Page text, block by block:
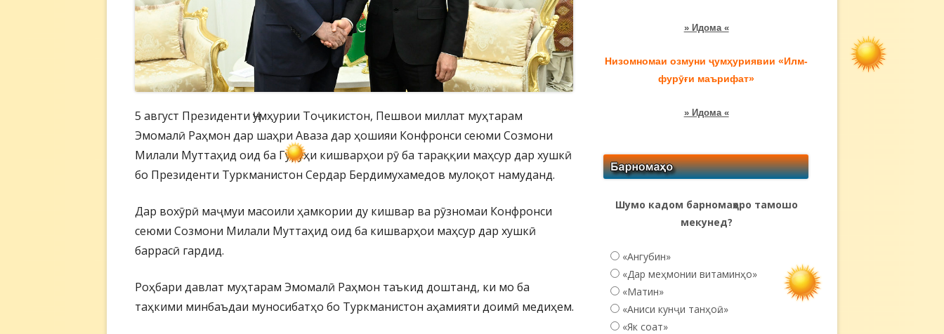
5 август Президенти Ҷумҳурии Тоҷикистон, Пешвои миллат муҳтарам
Эмомалӣ Раҳмон дар шаҳри Аваза дар ҳошияи Конфронси сеюми Созмони
Милали Муттаҳид оид ба Гурӯҳи кишварҳои рӯ ба тараққии маҳсур дар хушкӣ
бо Президенти Туркманистон Сердар Бердимухамедов мулоқот намуданд.
Дар вохӯрӣ маҷмуи масоили ҳамкории ду кишвар ва рӯзномаи Конфронси
сеюми Созмони Милали Муттаҳид оид ба кишварҳои маҳсур дар хушкӣ
баррасӣ гардид.
Роҳбари давлат муҳтарам Эмомалӣ Раҳмон таъкид доштанд, ки мо ба
таҳкими минбаъдаи муносибатҳо бо Туркманистон аҳамияти доимӣ медиҳем.
» Идома «
Низомномаи озмуни ҷумҳуриявии «Илм-
фурӯғи маърифат»
» Идома «
Шумо кадом барномаҳоро тамошо
мекунед?
«Ангубин»
«Дар меҳмонии витаминҳо»
«Матин»
«Аниси кунҷи танҳоӣ...»
«Як соат»